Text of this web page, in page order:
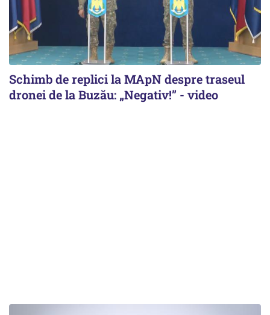
Schimb de replici la MApN despre traseul
dronei de la Buzău: „Negativ!” - video